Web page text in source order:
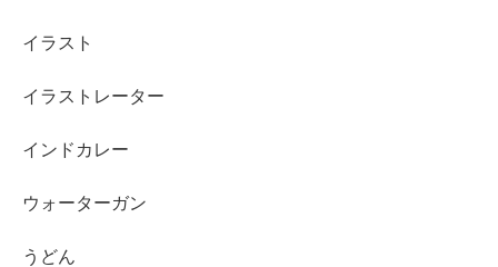
イラスト
イラストレーター
インドカレー
ウォーターガン
うどん